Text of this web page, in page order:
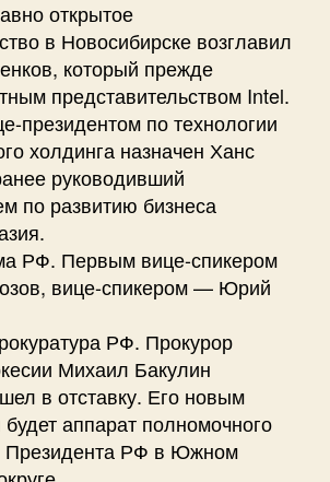
открытое
в Новосибирске возглавил
который прежде
представительством Intel.
президентом по технологии
холдинга назначен Ханс
руководивший
по развитию бизнеса
РФ. Первым вице-спикером
вице-спикером — Юрий
РФ. Прокурор
Михаил Бакулин
в отставку. Его новым
аппарат полномочного
Президента РФ в Южном